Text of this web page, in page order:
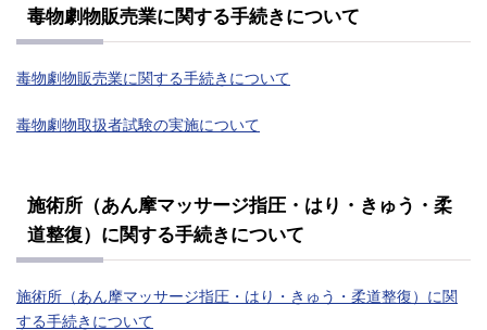
毒物劇物販売業に関する手続きについて
毒物劇物販売業に関する手続きについて
毒物劇物取扱者試験の実施について
施術所（あん摩マッサージ指圧・はり・きゅう・柔
道整復）に関する手続きについて
施術所（あん摩マッサージ指圧・はり・きゅう・柔道整復）に関
する手続きについて